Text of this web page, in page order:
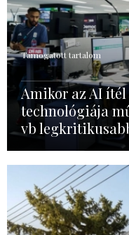
Támogatott tartalom
Amikor az AI
technológiája
vb